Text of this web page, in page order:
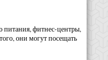
питания, фитнес-центры,
они могут посещать